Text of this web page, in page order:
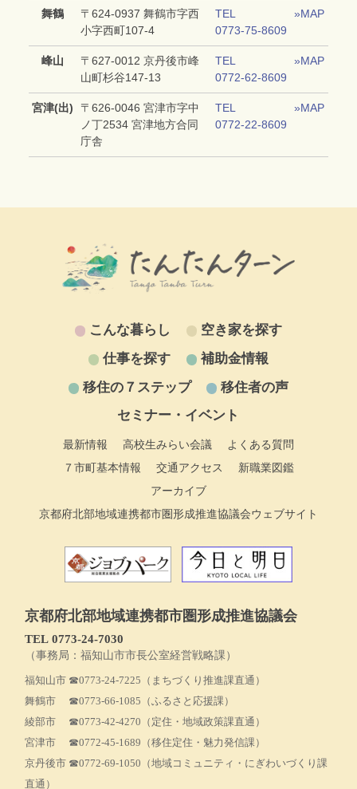
舞鶴
〒624‐0937 舞鶴市字西
小字西町107‐4
TEL
0773-75-8609
»MAP
峰山
〒627‐0012 京丹後市峰
山町杉谷147‐13
TEL
0772-62-8609
»MAP
宮津(出)
〒626‐0046 宮津市字中
ノ丁2534 宮津地方合同
庁舎
TEL
0772-22-8609
»MAP
こんな暮らし
空き家を探す
仕事を探す
補助金情報
移住の７ステップ
移住者の声
セミナー・イベント
最新情報 高校生みらい会議
よくある質問
７市町基本情報
交通アクセス
新職業図鑑
アーカイブ
京都府北部地域連携都市圏形成推進協議会ウェブサイト
京都府北部地域連携都市圏形成推進協議会
TEL 0773‐24-7030
（事務局：福知山市市長公室経営戦略課）
福知山市 ☎0773-24-7225 （まちづくり推進課直通）
舞鶴市 ☎0773-66-1085 （ふるさと応援課）
綾部市 ☎0773-42-4270 （定住・地域政策課直通）
宮津市 ☎0772-45-1689 （移住定住・魅力発信課）
京丹後市 ☎0772-69-1050 （地域コミュニティ・にぎわいづくり課
直通）